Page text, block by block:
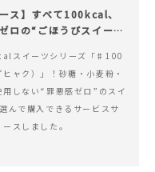
ス】すべて100kcal、
ロの“ごほうびスイー
スイーツシリーズ「♯100
ヒャク）」！砂糖・小麦粉・
用しない“罪悪感ゼロ”のスイ
んで購入できるサービスサ
スしました。